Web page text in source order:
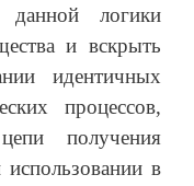
данной логики
и вскрыть
идентичных
процессов,
получения
в